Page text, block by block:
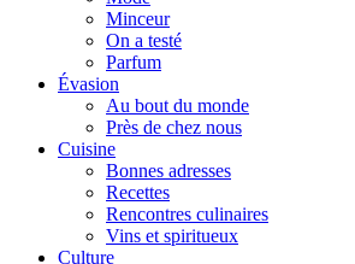
Minceur
On a testé
Parfum
Évasion
Au bout du monde
Près de chez nous
Cuisine
Bonnes adresses
Recettes
Rencontres culinaires
Vins et spiritueux
Culture